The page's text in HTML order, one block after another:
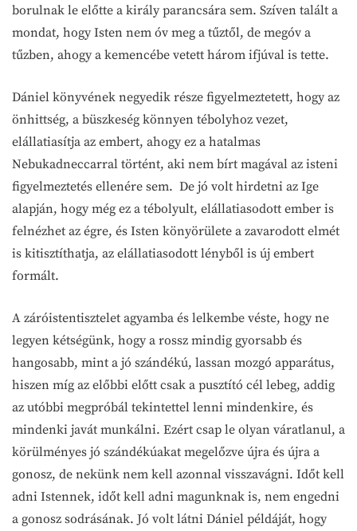
borulnak le előtte a király parancsára sem. Szíven talált a
mondat, hogy Isten nem óv meg a tűztől, de megóv a
tűzben, ahogy a kemencébe vetett három ifjúval is tette.
Dániel könyvének negyedik része figyelmeztetett, hogy az
önhittség, a büszkeség könnyen tébolyhoz vezet,
elállatiasítja az embert, ahogy ez a hatalmas
Nebukadneccarral történt, aki nem bírt magával az isteni
figyelmeztetés ellenére sem. De jó volt hirdetni az Ige
alapján, hogy még ez a tébolyult, elállatiasodott ember is
felnézhet az égre, és Isten könyörülete a zavarodott elmét
is kitisztíthatja, az elállatiasodott lényből is új embert
formált.
A záróistentisztelet agyamba és lelkembe véste, hogy ne
legyen kétségünk, hogy a rossz mindig gyorsabb és
hangosabb, mint a jó szándékú, lassan mozgó apparátus,
hiszen míg az előbbi előtt csak a pusztító cél lebeg, addig
az utóbbi megpróbál tekintettel lenni mindenkire, és
mindenki javát munkálni. Ezért csap le olyan váratlanul, a
körülményes jó szándékúakat megelőzve újra és újra a
gonosz, de nekünk nem kell azonnal visszavágni. Időt kell
adni Istennek, időt kell adni magunknak is, nem engedni
a gonosz sodrásának. Jó volt látni Dániel példáját, hogy